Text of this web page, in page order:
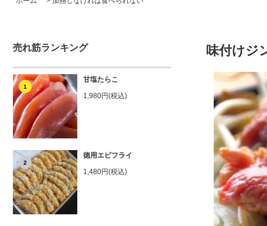
売れ筋ランキング
1
甘塩たらこ
1,980円(税込)
2
徳用エビフライ
1,480円(税込)
味付けジ